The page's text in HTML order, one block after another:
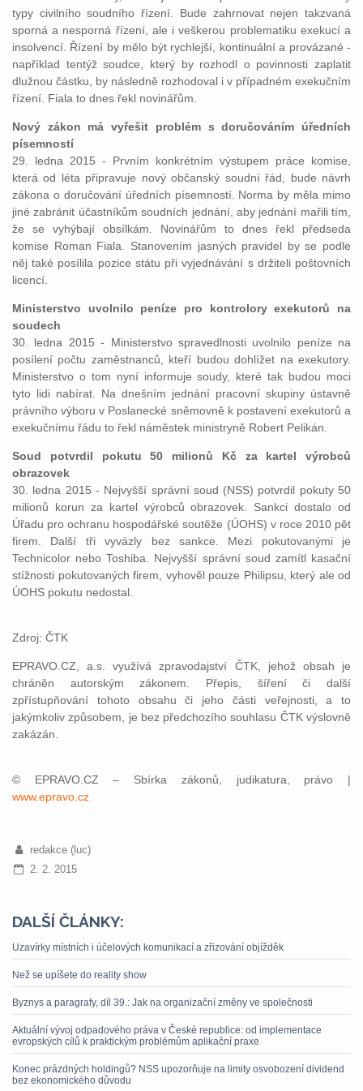
typy civilního soudního řízení. Bude zahrnovat nejen takzvaná
sporná a nesporná řízení, ale i veškerou problematiku exekucí a
insolvencí. Řízení by mělo být rychlejší, kontinuální a provázané -
například tentýž soudce, který by rozhodl o povinnosti zaplatit
dlužnou částku, by následně rozhodoval i v případném exekučním
řízení. Fiala to dnes řekl novinářům.
Nový zákon má vyřešit problém s doručováním úředních
písemností
29. ledna 2015 - Prvním konkrétním výstupem práce komise,
která od léta připravuje nový občanský soudní řád, bude návrh
zákona o doručování úředních písemností. Norma by měla mimo
jiné zabránit účastníkům soudních jednání, aby jednání mařili tím,
že se vyhýbají obsílkám. Novinářům to dnes řekl předseda
komise Roman Fiala. Stanovením jasných pravidel by se podle
něj také posílila pozice státu při vyjednávání s držiteli poštovních
licencí.
Ministerstvo uvolnilo peníze pro kontrolory exekutorů na
soudech
30. ledna 2015 - Ministerstvo spravedlnosti uvolnilo peníze na
posílení počtu zaměstnanců, kteří budou dohlížet na exekutory.
Ministerstvo o tom nyní informuje soudy, které tak budou moci
tyto lidi nabírat. Na dnešním jednání pracovní skupiny ústavně
právního výboru v Poslanecké sněmovně k postavení exekutorů a
exekučnímu řádu to řekl náměstek ministryně Robert Pelikán.
Soud potvrdil pokutu 50 milionů Kč za kartel výrobců
obrazovek
30. ledna 2015 - Nejvyšší správní soud (NSS) potvrdil pokuty 50
milionů korun za kartel výrobců obrazovek. Sankci dostalo od
Úřadu pro ochranu hospodářské soutěže (ÚOHS) v roce 2010 pět
firem. Další tři vyvázly bez sankce. Mezi pokutovanými je
Technicolor nebo Toshiba. Nejvyšší správní soud zamítl kasační
stížnosti pokutovaných firem, vyhověl pouze Philipsu, který ale od
ÚOHS pokutu nedostal.
Zdroj: ČTK
EPRAVO.CZ, a.s. využívá zpravodajství ČTK, jehož obsah je
chráněn autorským zákonem. Přepis, šíření či další
zpřístupňování tohoto obsahu či jeho části veřejnosti, a to
jakýmkoliv způsobem, je bez předchozího souhlasu ČTK výslovně
zakázán.
© EPRAVO.CZ – Sbírka zákonů, judikatura, právo |
www.epravo.cz
redakce (luc)
2. 2. 2015
DALŠÍ ČLÁNKY:
Uzavírky místních i účelových komunikací a zřizování objížděk
Než se upíšete do reality show
Byznys a paragrafy, díl 39.: Jak na organizační změny ve společnosti
Aktuální vývoj odpadového práva v České republice: od implementace
evropských cílů k praktickým problémům aplikační praxe
Konec prázdných holdingů? NSS upozorňuje na limity osvobození dividend
bez ekonomického důvodu